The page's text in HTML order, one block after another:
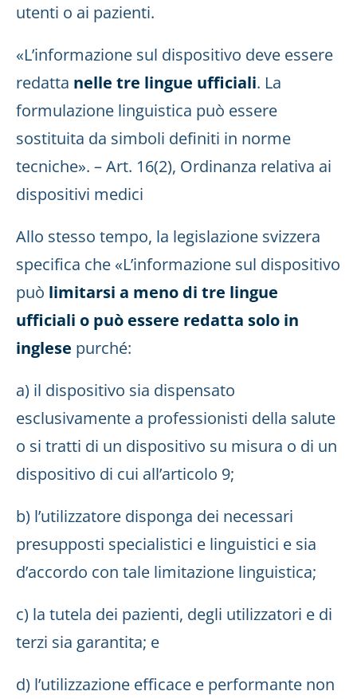
utenti o ai pazienti.
«L’informazione sul dispositivo deve essere
redatta nelle tre lingue ufficiali. La
formulazione linguistica può essere
sostituita da simboli definiti in norme
tecniche». – Art. 16(2), Ordinanza relativa ai
dispositivi medici
Allo stesso tempo, la legislazione svizzera
specifica che «L’informazione sul dispositivo
può limitarsi a meno di tre lingue
ufficiali o può essere redatta solo in
inglese purché:
a) il dispositivo sia dispensato
esclusivamente a professionisti della salute
o si tratti di un dispositivo su misura o di un
dispositivo di cui all’articolo 9;
b) l’utilizzatore disponga dei necessari
presupposti specialistici e linguistici e sia
d’accordo con tale limitazione linguistica;
c) la tutela dei pazienti, degli utilizzatori e di
terzi sia garantita; e
d) l’utilizzazione efficace e performante non